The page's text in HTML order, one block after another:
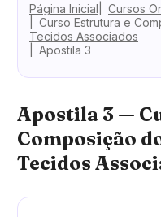
Página Inicial
Cursos
Curso Estrutura e
Tecidos Associados
Apostila 3
Apostila 3 —
Composição
Tecidos